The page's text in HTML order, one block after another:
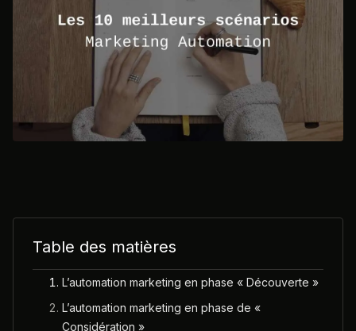
Table des matières
L’automation marketing en phase « Découverte »
L’automation marketing en phase de «
Considération »